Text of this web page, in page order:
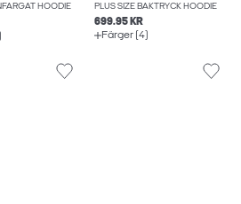
HOODIE PLUS SIZE BAKTRYCK HOODIE
699.95 KR
Färger (4)